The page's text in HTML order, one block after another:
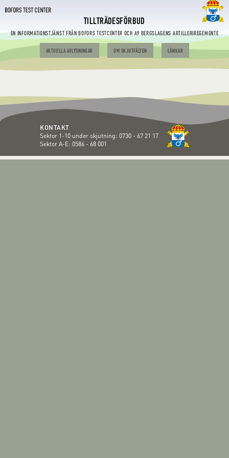
TILLTRÄDESFÖRBUD
EN INFORMATIONSTJÄNST FRÅN BOFORS TESTCENTER OCH A9 BERGSLAGENS ARTILLERIREGEMENTE
AKTUELLA AVLYSNINGAR OM SKJUTFÄLTEN LÄNKAR
KONTAKT
Sektor 1-10 under skjutning: 0730 - 67 21 17
Sektor A-E: 0586 - 68 001